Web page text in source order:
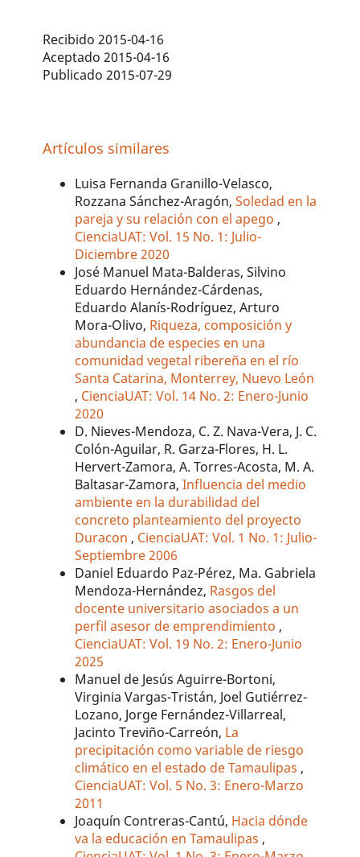
Recibido 2015-04-16
Aceptado 2015-04-16
Publicado 2015-07-29
Artículos similares
Luisa Fernanda Granillo-Velasco,
Rozzana Sánchez-Aragón,Soledad en la
pareja y su relación con el apego,
CienciaUAT: Vol. 15 No. 1: Julio-
Diciembre 2020
José Manuel Mata-Balderas, Silvino
Eduardo Hernández-Cárdenas,
Eduardo Alanís-Rodríguez, Arturo
Mora-Olivo, Riqueza, composición y
abundancia de especies en una
comunidad vegetal ribereña en el río
Santa Catarina, Monterrey, Nuevo León
, CienciaUAT: Vol. 14 No. 2: Enero-Junio
2020
D. Nieves-Mendoza, C. Z. Nava-Vera, J. C.
Colón-Aguilar, R. Garza-Flores, H. L.
Hervert-Zamora, A. Torres-Acosta, M. A.
Baltasar-Zamora,Influencia del medio
ambiente en la durabilidad del
concreto planteamiento del proyecto
Duracon, CienciaUAT: Vol. 1 No. 1: Julio-
Septiembre 2006
Daniel Eduardo Paz-Pérez, Ma. Gabriela
Mendoza-Hernández, Rasgos del
docente universitario asociados a un
perfil asesor de emprendimiento,
CienciaUAT: Vol. 19 No. 2: Enero-Junio
2025
Manuel de Jesús Aguirre-Bortoni,
Virginia Vargas-Tristán, Joel Gutiérrez-
Lozano, Jorge Fernández-Villarreal,
Jacinto Treviño-Carreón, La
precipitación como variable de riesgo
climático en el estado de Tamaulipas,
CienciaUAT: Vol. 5 No. 3: Enero-Marzo
2011
Joaquín Contreras-Cantú, Hacia dónde
va la educación en Tamaulipas,